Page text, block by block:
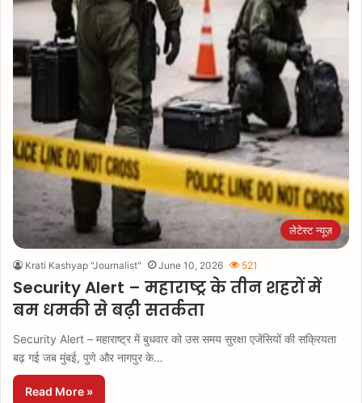
लेटेस्ट न्यूज़
Krati Kashyap "Journalist" June 10, 2026 521
Security Alert – महाराष्ट्र के तीन शहरों में
बम धमकी से बढ़ी सतर्कता
Security Alert – महाराष्ट्र में बुधवार को उस समय सुरक्षा एजेंसियों की सक्रियता
बढ़ गई जब मुंबई, पुणे और नागपुर के…
Read More »